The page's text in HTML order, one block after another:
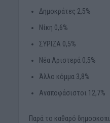
Δημοκράτες 2,5%
Νίκη 0,6%
ΣΥΡΙΖΑ 0,5%
Νέα Αριστερά 0,5%
Άλλο κόμμα 3,8%
Αναποφάσιστοι 12,7%
Παρά το καθαρό